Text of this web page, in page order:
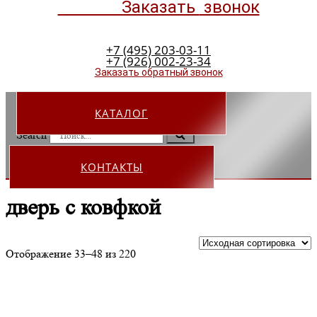
Заказать звонок
+7 (495) 203-03-11
+7 (926) 002-23-34
Заказать обратный звонок
КАТАЛОГ
Search
КОНТАКТЫ
дверь с ковфкой
Отображение 33–48 из 220